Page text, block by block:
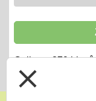
"Duhová
-tradiční
Testování -
Celkem:379hlasů
close